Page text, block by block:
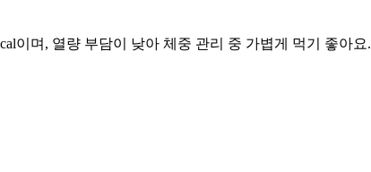
이며, 열량 부담이 낮아 체중 관리 중 가볍게 먹기 좋아요.